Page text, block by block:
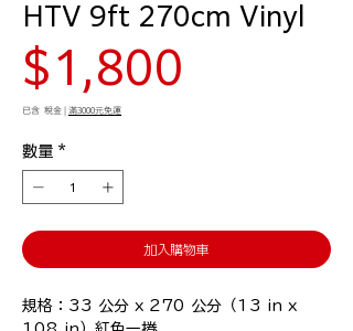
HTV 9ft 270cm Vinyl
$1,800
已含 稅金 滿3000元免運
數量 *
加入購物車
規格：33 公分 x 270 公分（13 in x